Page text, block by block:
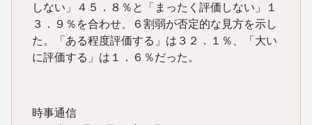
しない」４５．８％と「まったく評価しない」１
３．９％を合わせ、６割弱が否定的な見方を示し
た。「ある程度評価する」は３２．１％、「大い
に評価する」は１．６％だった。
時事通信